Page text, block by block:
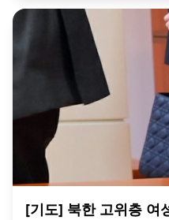
[기도] 북한 고위층 여